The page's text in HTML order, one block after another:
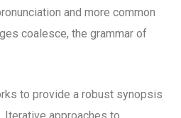
and more common
coalesce, the grammar of
to provide a robust synopsis